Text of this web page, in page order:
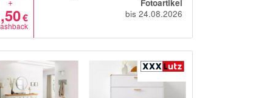
€
Fotoartikel
bis 24.08.2026